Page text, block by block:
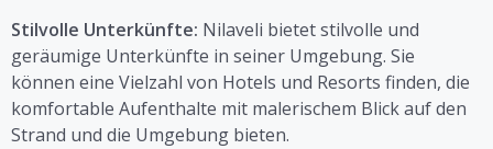
Stilvolle Unterkünfte: Nilaveli bietet stilvolle und
geräumige Unterkünfte in seiner Umgebung. Sie
können eine Vielzahl von Hotels und Resorts finden, die
komfortable Aufenthalte mit malerischem Blick auf den
Strand und die Umgebung bieten.